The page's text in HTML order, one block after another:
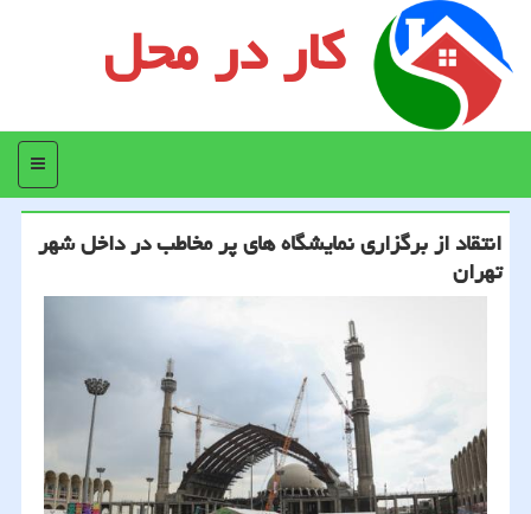
کار در محل
منو
انتقاد از برگزاری نمایشگاه های پر مخاطب در داخل شهر
تهران